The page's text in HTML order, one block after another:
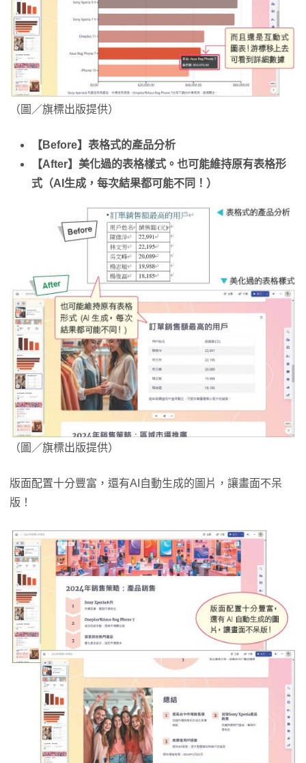
（圖／旗標出版提供）
【Before】表格式的產品分析
【After】美化過的表格樣式。也可能維持原有表格形
式（AI生成，每次結果都可能不同！）
（圖／旗標出版提供）
版面配置十分豐富，還有AI自動生成的圖片，讓畫面不呆
版！